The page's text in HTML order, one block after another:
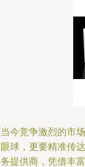
今竞争激烈的市
球，更要精准传
提供商，凭借丰